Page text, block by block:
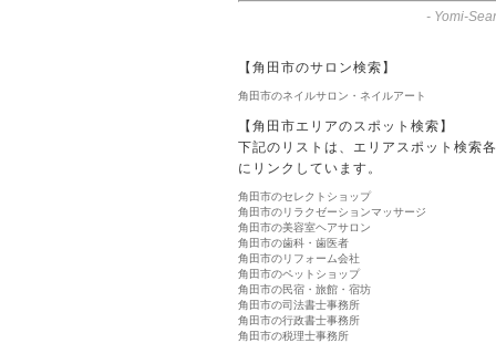
- Yomi-
【角田市のサロン検索】
角田市のネイルサロン・ネイルアート
【角田市エリアのスポット検索】
下記のリストは、エリアスポット検索
にリンクしています。
角田市のセレクトショップ
角田市のリラクゼーションマッサージ
角田市の美容室ヘアサロン
角田市の歯科・歯医者
角田市のリフォーム会社
角田市のペットショップ
角田市の民宿・旅館・宿坊
角田市の司法書士事務所
角田市の行政書士事務所
角田市の税理士事務所